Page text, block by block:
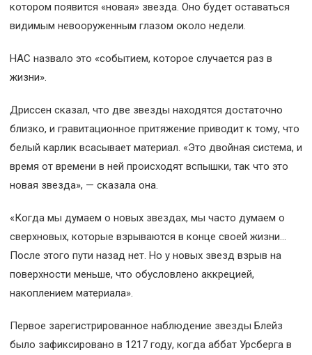
котором появится «новая» звезда. Оно будет оставаться
видимым невооруженным глазом около недели.
НАС назвало это «событием, которое случается раз в
жизни».
Дриссен сказал, что две звезды находятся достаточно
близко, и гравитационное притяжение приводит к тому, что
белый карлик всасывает материал. «Это двойная система, и
время от времени в ней происходят вспышки, так что это
новая звезда», — сказала она.
«Когда мы думаем о новых звездах, мы часто думаем о
сверхновых, которые взрываются в конце своей жизни…
После этого пути назад нет. Но у новых звезд взрыв на
поверхности меньше, что обусловлено аккрецией,
накоплением материала».
Первое зарегистрированное наблюдение звезды Блейз
было зафиксировано в 1217 году, когда аббат Урсберга в